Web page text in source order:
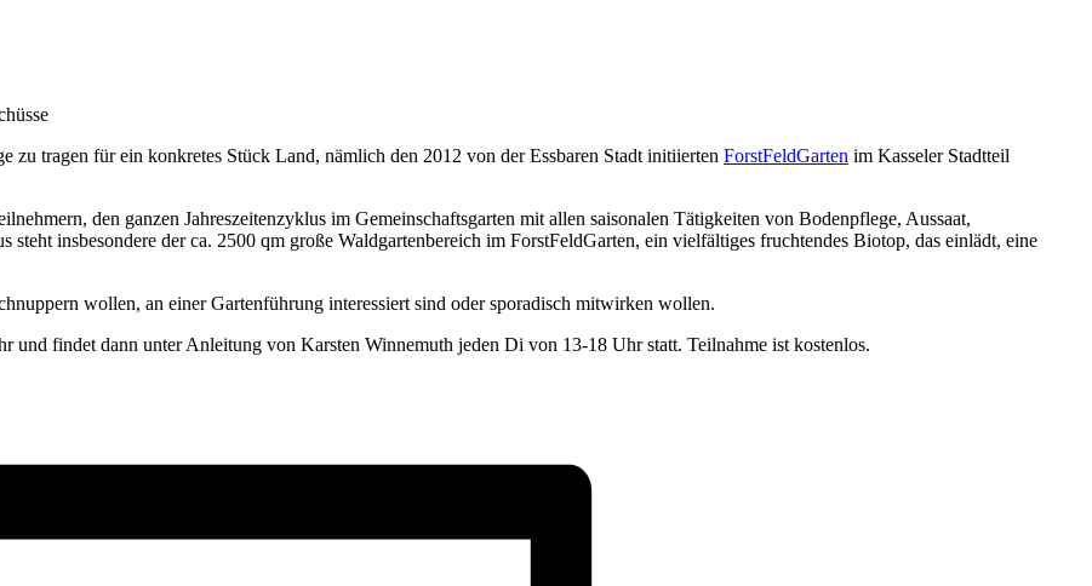
zu tragen für ein konkretes Stück Land, nämlich den 2012 von der Essbaren Stadt initiierten ForstFeldGarten im Kasseler Stadtteil
den ganzen Jahreszeitenzyklus im Gemeinschaftsgarten mit allen saisonalen Tätigkeiten von Bodenpflege, Aussaat,
insbesondere der ca. 2500 qm große Waldgartenbereich im ForstFeldGarten, ein vielfältiges fruchtendes Biotop, das einlädt, eine
wollen, an einer Gartenführung interessiert sind oder sporadisch mitwirken wollen.
und findet dann unter Anleitung von Karsten Winnemuth jeden Di von 13-18 Uhr statt. Teilnahme ist kostenlos.